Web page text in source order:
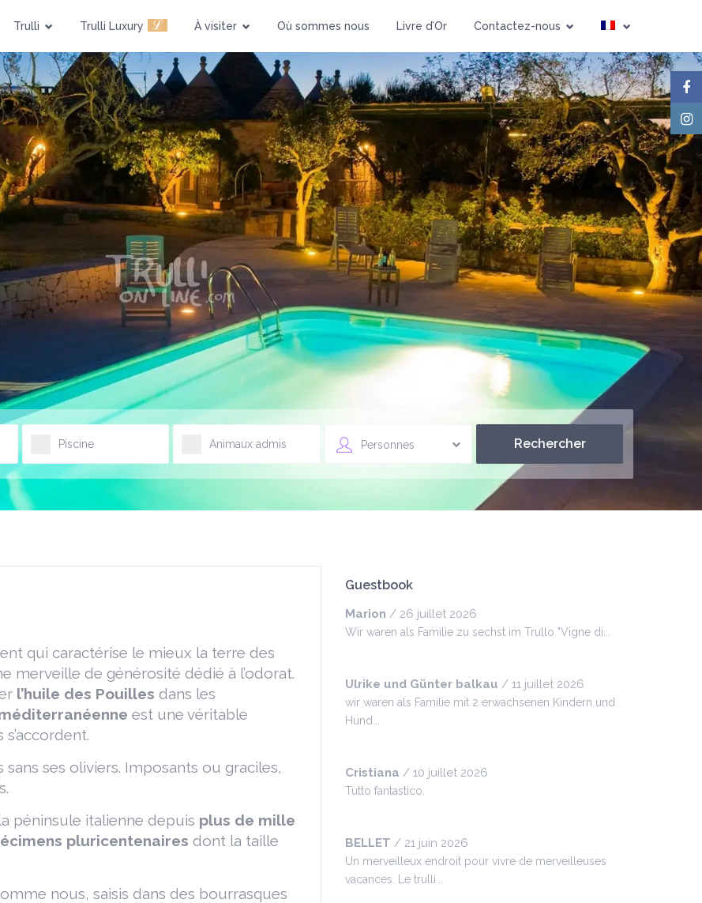
Trulli Trulli Luxury ℒ À visiter Où sommes nous Livre d’Or Contactez-nous
Piscine Animaux admis Personnes
qui caractérise le mieux la terre des
merveille de générosité dédié à l’odorat.
l’huile des Pouilles dans les
est une véritable
ses oliviers. Imposants ou graciles,
péninsule italienne depuis plus de mille
pluricentenaires dont la taille
nous, saisis dans des bourrasques
Guestbook
Marion / 26 juillet 2026
Wir waren als Familie zu sechst im Trullo "Vigne di...
Ulrike und Günter balkau / 11 juillet 2026
wir waren als Familie mit 2 erwachsenen Kindern und
Hund...
Cristiana / 10 juillet 2026
Tutto fantastico.
BELLET / 21 juin 2026
Un merveilleux endroit pour vivre de merveilleuses
vacances. Le trulli...